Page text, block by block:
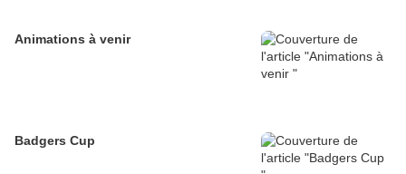
Animations à venir
Badgers Cup